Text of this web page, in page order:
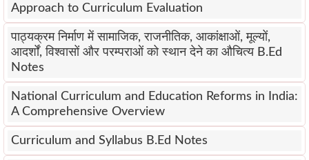
Approach to Curriculum Evaluation
पाठ्यक्रम निर्माण में सामाजिक, राजनीतिक, आकांक्षाओं, मूल्यों,
आदर्शों, विश्वासों और परम्पराओं को स्थान देने का औचित्य B.Ed
Notes
National Curriculum and Education Reforms in India:
A Comprehensive Overview
Curriculum and Syllabus B.Ed Notes